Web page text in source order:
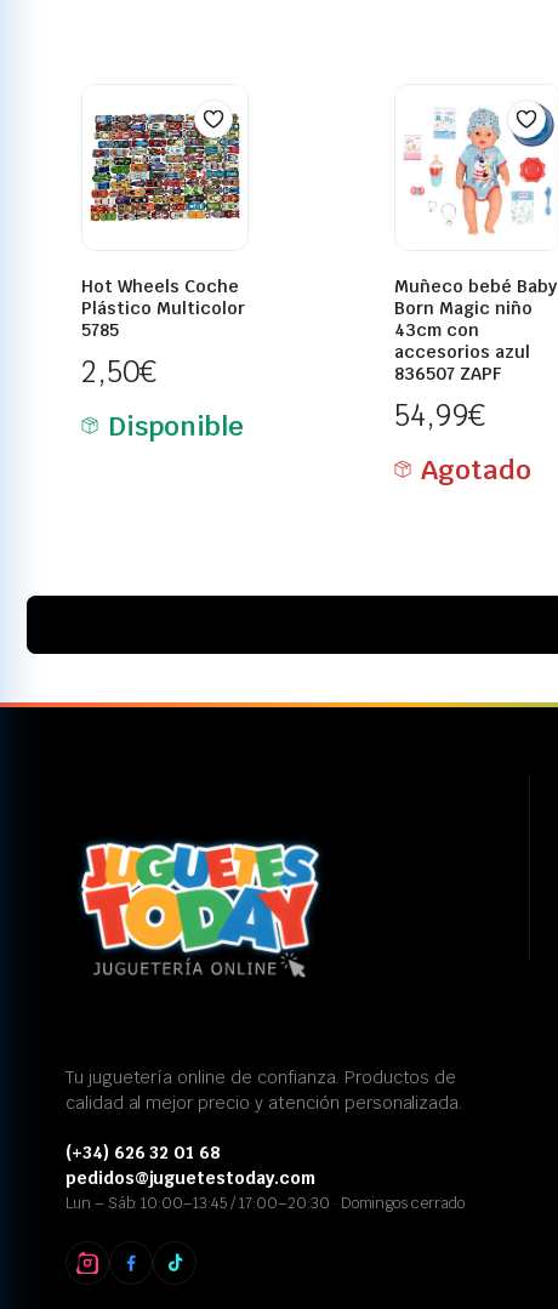
Hot Wheels Coche
Plástico Multicolor
5785
2,50€
Disponible
Muñeco bebé Baby
Born Magic niño
43cm con
accesorios azul
836507 ZAPF
54,99€
Agotado
Tu juguetería online de confianza. Productos de
calidad al mejor precio y atención personalizada.
(+34) 626 32 01 68
pedidos@juguetestoday.com
Lun – Sáb: 10:00–13:45 / 17:00–20:30 · Domingos cerrado